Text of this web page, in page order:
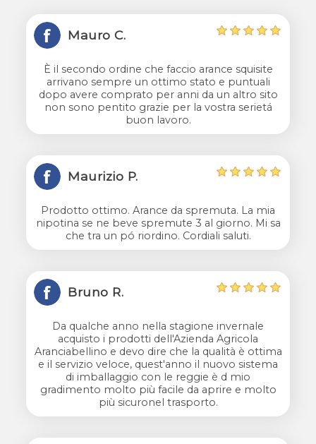
Mauro C.
È il secondo ordine che faccio arance squisite
arrivano sempre un ottimo stato e puntuali
dopo avere comprato per anni da un altro sito
non sono pentito grazie per la vostra serietá
buon lavoro.
Maurizio P.
Prodotto ottimo. Arance da spremuta. La mia
nipotina se ne beve spremute 3 al giorno. Mi sa
che tra un pó riordino. Cordiali saluti.
Bruno R.
Da qualche anno nella stagione invernale
acquisto i prodotti dell'Azienda Agricola
Aranciabellino e devo dire che la qualità è ottima
e il servizio veloce, quest'anno il nuovo sistema
di imballaggio con le reggie è d mio
gradimento molto più facile da aprire e molto
più sicuronel trasporto.